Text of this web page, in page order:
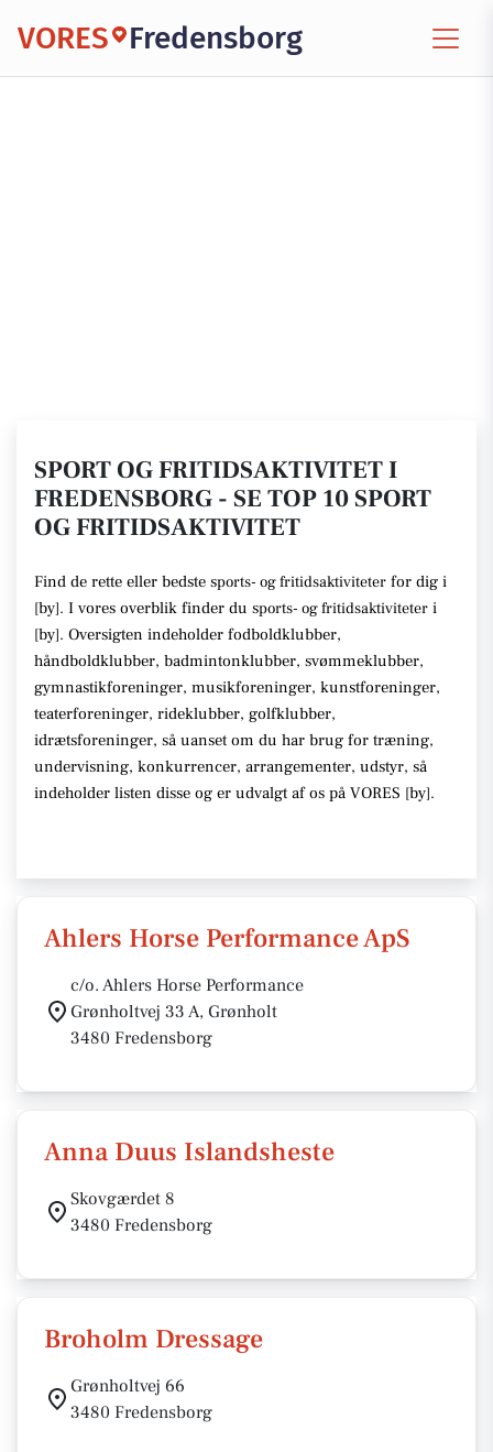
VORES Fredensborg
SPORT OG FRITIDSAKTIVITET I
FREDENSBORG - SE TOP 10 SPORT
OG FRITIDSAKTIVITET
Find de rette eller bedste sports- og fritidsaktiviteter for dig i
[by]. I vores overblik finder du sports- og fritidsaktiviteter i
[by]. Oversigten indeholder fodboldklubber,
håndboldklubber, badmintonklubber, svømmeklubber,
gymnastikforeninger, musikforeninger, kunstforeninger,
teaterforeninger, rideklubber, golfklubber,
idrætsforeninger, så uanset om du har brug for træning,
undervisning, konkurrencer, arrangementer, udstyr, så
indeholder listen disse og er udvalgt af os på VORES [by].
Ahlers Horse Performance ApS
c/o. Ahlers Horse Performance
Grønholtvej 33 A, Grønholt
3480 Fredensborg
Anna Duus Islandsheste
Skovgærdet 8
3480 Fredensborg
Broholm Dressage
Grønholtvej 66
3480 Fredensborg